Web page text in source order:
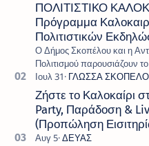
ΠΟΛΙΤΙΣΤΙΚΟ
Πρόγραμμα
Πολιτιστικών
Ο Δήμος Σκοπέλου και η
Πολιτισμού παρουσιάζουν
Πολιτιστικό Καλοκαίρι 2026
και πολυσυλλεκτικό
Ζήστε το Καλοκαίρι
Party, Παράδοση &
(Προπώληση